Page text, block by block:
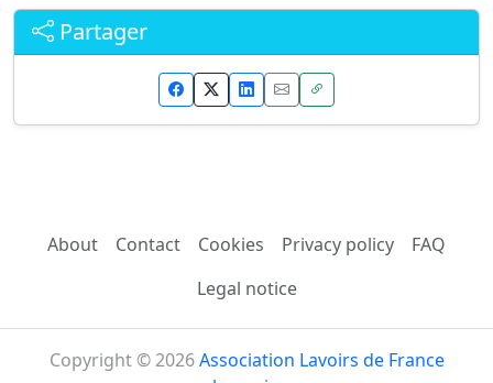
Partager
About Contact Cookies Privacy policy
FAQ
Legal notice
Copyright © 2026Association Lavoirs de France